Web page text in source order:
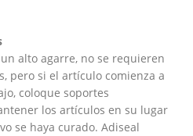
alto agarre, no se requieren
pero si el artículo comienza a
coloque soportes
los artículos en su lugar
se haya curado. Adiseal